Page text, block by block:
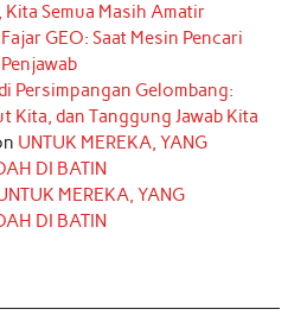
e
d
I
n
t
r
u
e
Kita Semua Masih Amatir
GEO: Saat Mesin Pencari
Persimpangan Gelombang:
Kita, dan Tanggung Jawab Kita
UNTUK MEREKA, YANG
DI BATIN
MEREKA, YANG
DI BATIN